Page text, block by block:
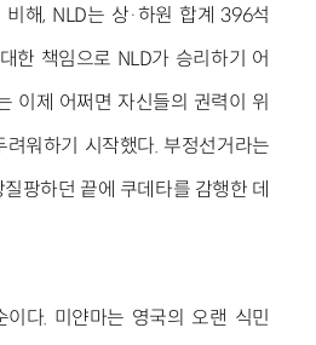
해, NLD는 상·하원 합계 396석
한 책임으로 NLD가 승리하기 어
이제 어쩌면 자신들의 권력이 위
워하기 시작했다. 부정선거라는
팡하던 끝에 쿠데타를 감행한 데
이다. 미얀마는 영국의 오랜 식민